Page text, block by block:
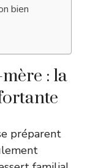
bien
: la
préparent